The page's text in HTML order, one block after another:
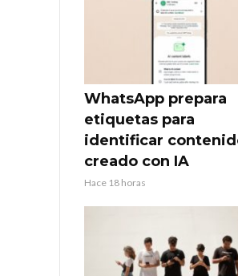
WhatsApp prepara
etiquetas para
identificar
creado con IA
Hace 18 horas